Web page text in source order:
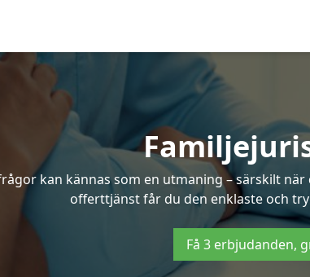
kan kännas som en utmaning – särskilt
offerttjänst får du den enklaste och
Få 3 erbjudanden,